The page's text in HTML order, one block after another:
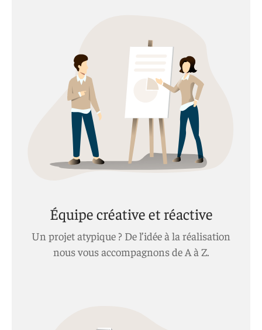
Équipe créative et réactive
Un projet atypique ? De l’idée à la réalisation
nous vous accompagnons de A à Z.